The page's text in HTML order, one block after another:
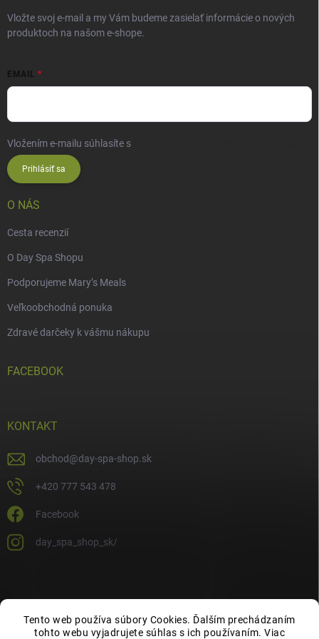
Tento web používa súbory Cookies. Ďalším prechádzaním
tohto webu vyjadrujete súhlas s ich používaním. Viac
Vložte svoj e-mail a my Vám budeme zasielať informácie o nových
produktoch na našom e-shope.
EMAIL
Vložením e-mailu súhlasíte s
Prihlásiť sa
O NÁS
Cesta recenzií
O Day Spa Shopu
Podporujeme Mary’s Meals
Veľkoobchodná ponuka
Zdravé darčeky k vášmu nákupu
FACEBOOK
KONTAKT
obchod@day-spa-shop.sk
+420 777 543 478
Facebook
day_spa_shop_sk/